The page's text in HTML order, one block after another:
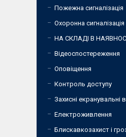
Пожежна сигналізація
Охоронна сигналізація
НА СКЛАДІ В
Відеоспостереження
Оповіщення
Контроль доступу
Захисні екранувальні
Електроживлення
Блискавкозахист і